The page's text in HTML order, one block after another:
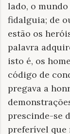
lado, o
fidalguia; de
estão os
palavra
isto é, os
código de
pregava a
prescinde-se
preferível que